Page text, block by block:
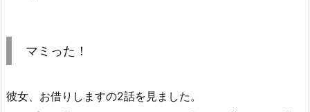
マミった！
彼女、お借りしますの2話を見ました。